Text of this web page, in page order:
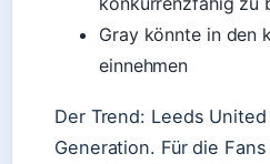
Gray könnte in den
einnehmen
Der Trend: Leeds
Generation. Für die